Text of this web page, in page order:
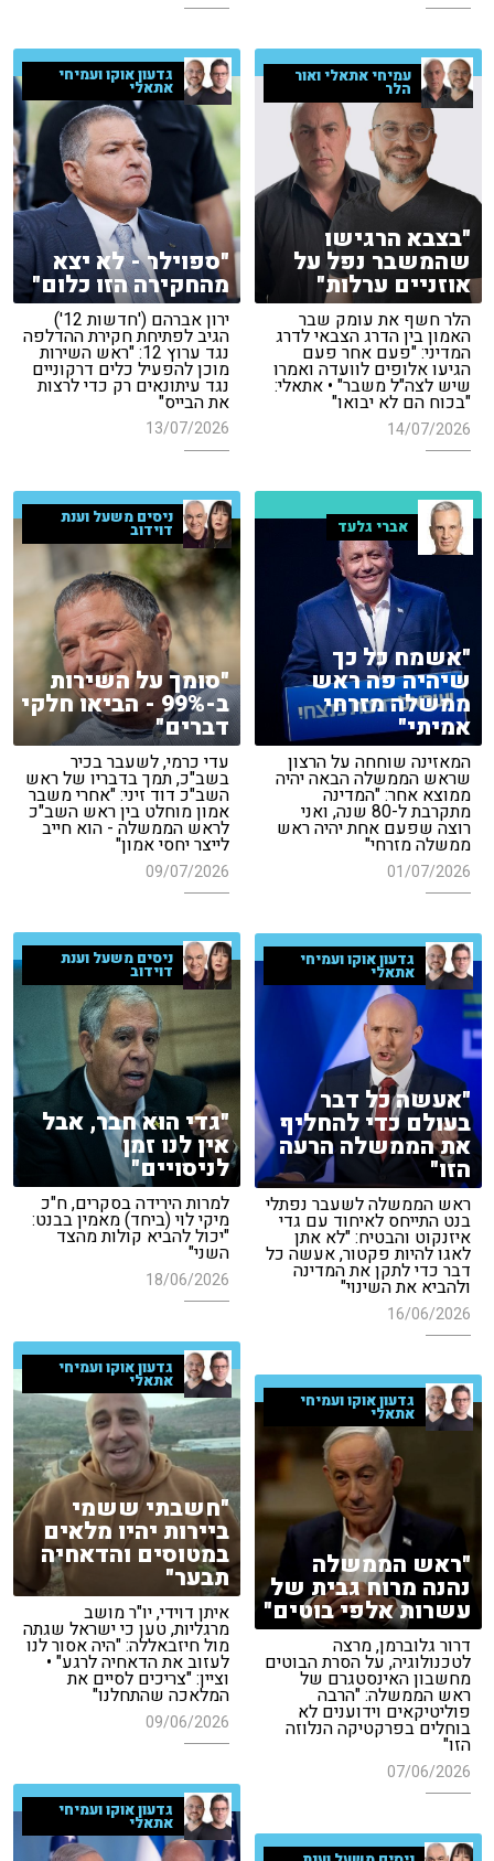
עמיחי אתאלי ואור
הלר
"בצבא הרגישו
שהמשבר נפל על
אוזניים ערלות"
הלר חשף את עומק שבר
האמון בין הדרג הצבאי לדרג
המדיני: "פעם אחר פעם
הגיעו אלופים לוועדה ואמרו
שיש לצה"ל משבר" • אתאלי:
"בכוח הם לא יבואו"
14/07/2026
גדעון אוקו ועמיחי
אתאלי
"ספוילר - לא יצא
מהחקירה הזו כלום"
ירון אברהם ('חדשות 12')
הגיב לפתיחת חקירת ההדלפה
נגד ערוץ 12: "ראש השירות
מוכן להפעיל כלים דרקוניים
נגד עיתונאים רק כדי לרצות
את הבייס"
13/07/2026
ניסים משעל וענת
דוידוב
"סומך על השירות
ב-99% - הביאו חלקי
דברים"
עדי כרמי, לשעבר בכיר
בשב"כ, תמך בדבריו של ראש
השב"כ דוד זיני: "אחרי משבר
אמון מוחלט בין ראש השב"כ
לראש הממשלה - הוא חייב
לייצר יחסי אמון"
09/07/2026
אברי גלעד
"אשמח כל כך
שיהיה פה ראש
ממשלה מזרחי
אמיתי"
המאזינה שוחחה על הרצון
שראש הממשלה הבאה יהיה
ממוצא אחר: "המדינה
מתקרבת ל-80 שנה, ואני
רוצה שפעם אחת יהיה ראש
ממשלה מזרחי"
01/07/2026
ניסים משעל וענת
דוידוב
"גדי הוא חבר, אבל
אין לנו זמן
לניסויים"
למרות הירידה בסקרים, ח"כ
מיקי לוי (ביחד) מאמין בבנט:
"יכול להביא קולות מהצד
השני"
18/06/2026
גדעון אוקו ועמיחי
אתאלי
"אעשה כל דבר
בעולם כדי להחליף
את הממשלה הרעה
הזו"
ראש הממשלה לשעבר נפתלי
בנט התייחס לאיחוד עם גדי
איזנקוט והבטיח: "לא אתן
לאגו להיות פקטור, אעשה כל
דבר כדי לתקן את המדינה
ולהביא את השינוי"
16/06/2026
גדעון אוקו ועמיחי
אתאלי
"חשבתי ששמי
ביירות יהיו מלאים
במטוסים והדאחיה
תבער"
איתן דוידי, יו"ר מושב
מרגליות, טען כי ישראל שגתה
מול חיזבאללה: "היה אסור לנו
לעזוב את הדאחיה לרגע" •
וציין: "צריכים לסיים את
המלאכה שהתחלנו"
09/06/2026
גדעון אוקו ועמיחי
אתאלי
"ראש הממשלה
נהנה מרוח גבית של
עשרות אלפי בוטים"
דרור גלוברמן, מרצה
לטכנולוגיה, על הסרת הבוטים
מחשבון האינסטגרם של
ראש הממשלה: "הרבה
פוליטיקאים וידוענים לא
בוחלים בפרקטיקה הנלוזה
הזו"
07/06/2026
גדעון אוקו ועמיחי
אתאלי